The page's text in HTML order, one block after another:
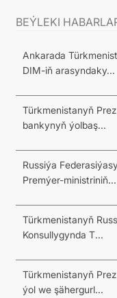
BEÝLEKI
Ankarada
DIM-iň arasyndaky...
Türkmenistanyň
bankynyň ýolbaş...
Russiýa
Premýer-ministriniň...
Türkmenistanyň
Konsullygynda T...
Türkmenistanyň
ýol we şähergurl...